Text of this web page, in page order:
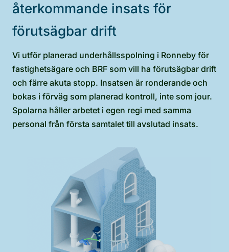
återkommande insats för
förutsägbar drift
Vi utför planerad underhållsspolning i Ronneby för
fastighetsägare och BRF som vill ha förutsägbar drift
och färre akuta stopp. Insatsen är ronderande och
bokas i förväg som planerad kontroll, inte som jour.
Spolarna håller arbetet i egen regi med samma
personal från första samtalet till avslutad insats.